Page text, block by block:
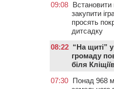
09:08 Встановити
закупити
просять
дитсадку
08:22 “На щиті”
громаду
біля
07:30 Понад 968